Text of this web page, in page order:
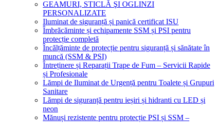
GEAMURI, STICLĂ ŞI OGLINZI
PERSONALIZATE
Iluminat de siguranță și panică certificat ISU
Îmbrăcăminte și echipamente SSM și PSI pentru
protecție completă
Încălțăminte de protecție pentru siguranță și sănătate în
muncă (SSM & PSI)
Întreținere și Reparații Trape de Fum – Servicii Rapide
și Profesionale
Lămpi de Iluminat de Urgență pentru Toalete și Grupuri
Sanitare
Lămpi de siguranță pentru ieșiri și hidranti cu LED și
neon
Mănuși rezistente pentru protecție PSI și SSM –